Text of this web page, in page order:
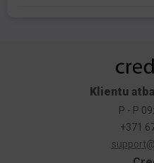
Klientu
P - P
+371